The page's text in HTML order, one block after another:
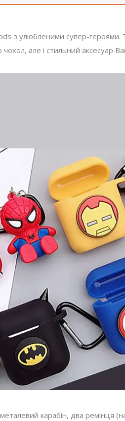
з улюбленими супер-героями.
але і стильний аксесуар
карабін, два ремінця